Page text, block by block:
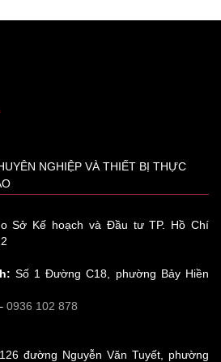
NGHIỆP VÀ THIẾT BỊ THỰC
Sở Kế hoạch và Đầu tư TP. Hồ Chí
Số 1 Đường C18, phường Bảy Hiền
0936 102 878
đường Nguyễn Văn Tuyết, phường